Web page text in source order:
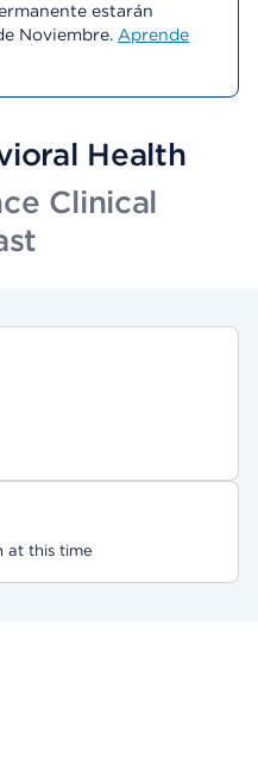
estarán
Noviembre. Aprende
Health
Clinical
at this time